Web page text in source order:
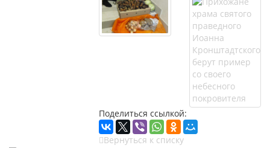
Поделиться ссылкой:
Вернуться к списку